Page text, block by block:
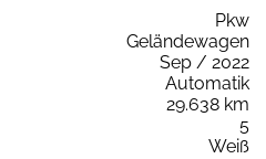
Pkw
Geländewagen
Sep / 2022
Automatik
29.638 km
5
Weiß